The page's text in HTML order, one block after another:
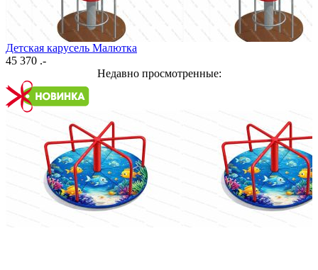
Детская карусель Малютка
45 370 .-
Недавно просмотренные: